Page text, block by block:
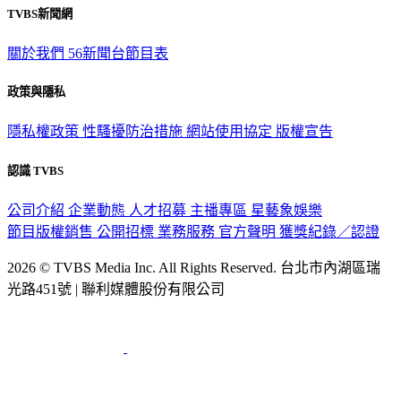
TVBS新聞網
關於我們 56新聞台節目表
政策與隱私
隱私權政策 性騷擾防治措施 網站使用協定 版權宣告
認識 TVBS
公司介紹 企業動態 人才招募 主播專區 星藝象娛樂
節目版權銷售 公開招標 業務服務 官方聲明 獲獎紀錄／認證
2026 © TVBS Media Inc. All Rights Reserved. 台北市內湖區瑞
光路451號 | 聯利媒體股份有限公司